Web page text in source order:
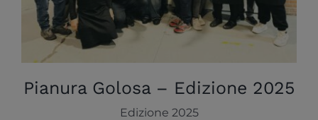
Pianura Golosa – Edizione 2025
Edizione 2025